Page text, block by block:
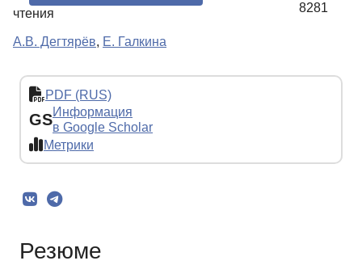
чтения
8281
А.В. Дегтярёв, Е. Галкина
PDF (RUS)
GSИнформация
в Google Scholar
Метрики
Резюме